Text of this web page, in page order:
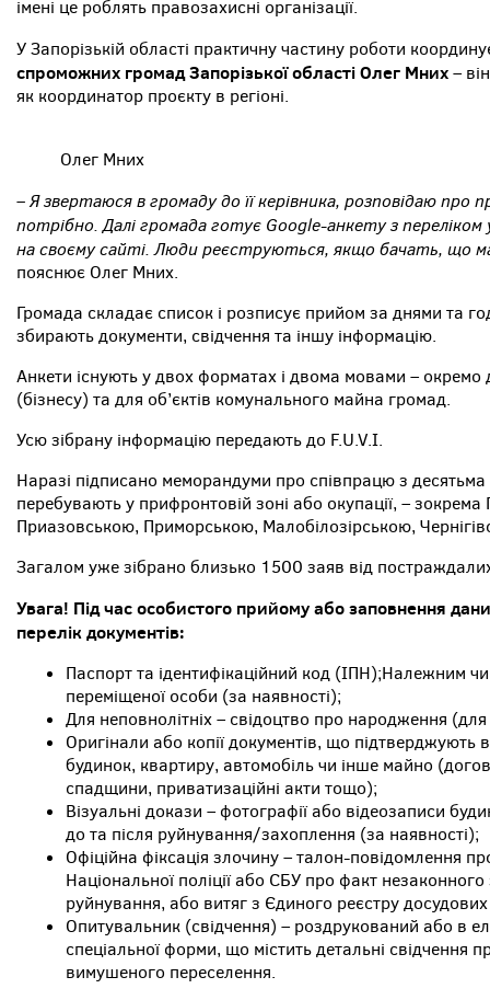
імені це роблять правозахисні організації.
У Запорізькій області практичну частину роботи
спроможних громад Запорізької області Олег Мних–
як координатор проєкту в регіоні.
Олег Мних
– Я звертаюся в громаду до її керівника, розповідаю про
потрібно. Далі громада готує Google-анкету з переліком
на своєму сайті. Люди реєструються, якщо бачать, що
пояснює Олег Мних.
Громада складає список і розписує прийом за днями та
збирають документи, свідчення та іншу інформацію.
Анкети існують у двох форматах і двома мовами – окремо
(бізнесу) та для об’єктів комунального майна громад.
Усю зібрану інформацію передають до F.U.V.I.
Наразі підписано меморандуми про співпрацю з
перебувають у прифронтовій зоні або окупації, –
Приазовською, Приморською, Малобілозірською,
Загалом уже зібрано близько 1500 заяв від
Увага! Під час особистого прийому або заповнення
перелік документів:
Паспорт та ідентифікаційний код (ІПН);Належним
переміщеної особи (за наявності);
Для неповнолітніх – свідоцтво про народження (для
Оригінали або копії документів, що
будинок, квартиру, автомобіль чи інше майно
спадщини, приватизаційні акти тощо);
Візуальні докази – фотографії або відеозаписи
до та після руйнування/захоплення (за наявності);
Офіційна фіксація злочину – талон-повідомлення
Національної поліції або СБУ про факт
руйнування, або витяг з Єдиного реєстру
Опитувальник (свідчення) – роздрукований або в
спеціальної форми, що містить детальні свідчення
вимушеного переселення.